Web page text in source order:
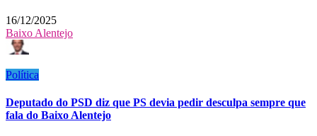
16/12/2025
Baixo Alentejo
Política
Deputado do PSD diz que PS devia pedir desculpa sempre que
fala do Baixo Alentejo